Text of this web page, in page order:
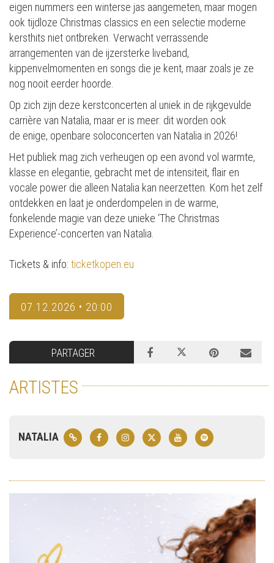
eigen nummers een winterse jas aangemeten, maar mogen
ook tijdloze Christmas classics en een selectie moderne
kersthits niet ontbreken. Verwacht verrassende
arrangementen van de ijzersterke liveband,
kippenvelmomenten en songs die je kent, maar zoals je ze
nog nooit eerder hoorde.
Op zich zijn deze kerstconcerten al uniek in de rijkgevulde
carrière van Natalia, maar er is meer: dit worden ook
de enige, openbare soloconcerten van Natalia in 2026!
Het publiek mag zich verheugen op een avond vol warmte,
klasse en elegantie, gebracht met de intensiteit, flair en
vocale power die alleen Natalia kan neerzetten. Kom het zelf
ontdekken en laat je onderdompelen in de warme,
fonkelende magie van deze unieke ‘The Christmas
Experience’-concerten van Natalia.
Tickets & info: ticketkopen.eu
07.12.2026 • 20:00
PARTAGER
ARTISTES
NATALIA